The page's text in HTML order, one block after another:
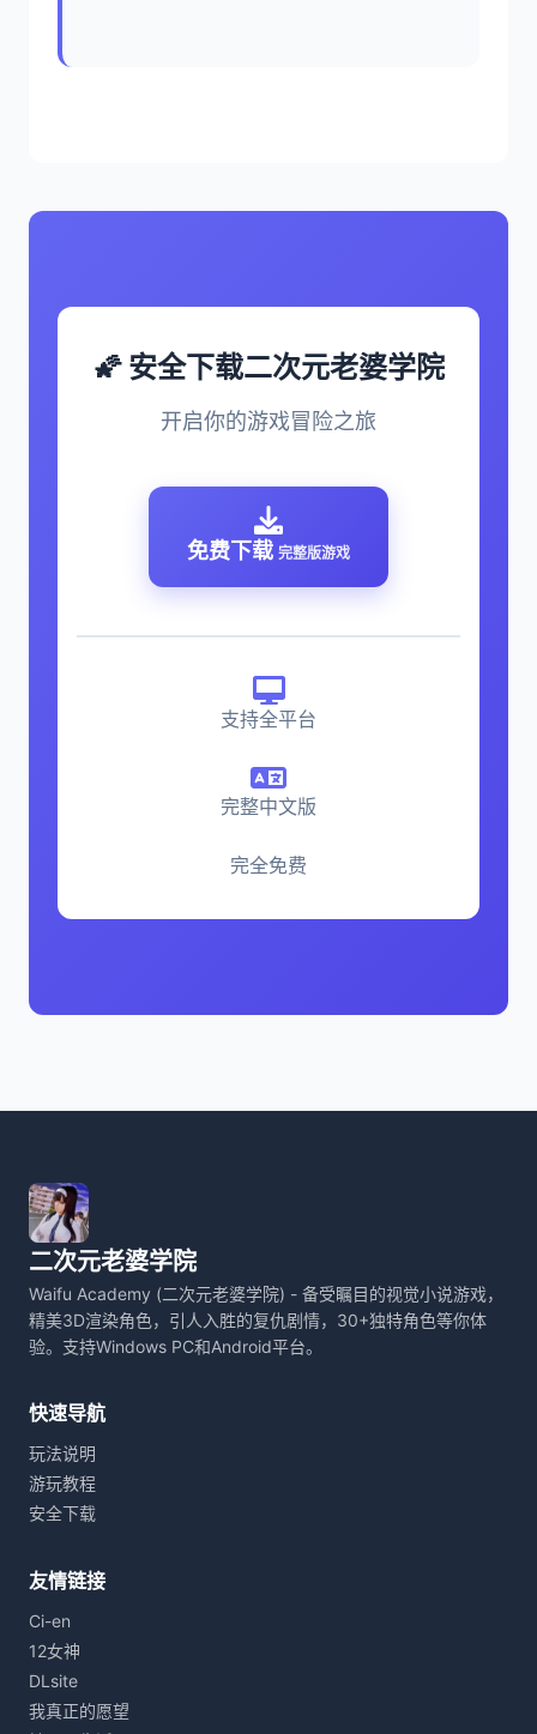
🌠 安全下载二次元老婆学院
开启你的游戏冒险之旅
免费下载 完整版游戏
支持全平台
完整中文版
完全免费
二次元老婆学院
Waifu Academy (二次元老婆学院) - 备受瞩目的视觉小说游戏，
精美3D渲染角色，引人入胜的复仇剧情，30+独特角色等你体
验。支持Windows PC和Android平台。
快速导航
玩法说明
游玩教程
安全下载
友情链接
Ci-en
12女神
DLsite
我真正的愿望